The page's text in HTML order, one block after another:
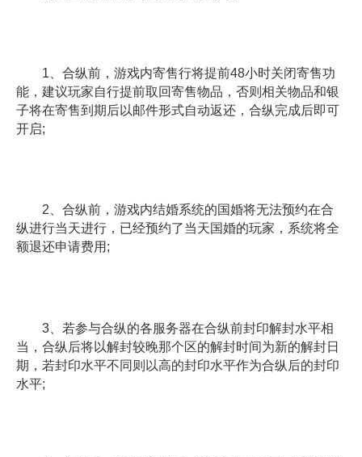
1、合纵前，游戏内寄售行将提前48小时关闭寄售功
能，建议玩家自行提前取回寄售物品，否则相关物品和银
子将在寄售到期后以邮件形式自动返还，合纵完成后即可
开启;
2、合纵前，游戏内结婚系统的国婚将无法预约在合
纵进行当天进行，已经预约了当天国婚的玩家，系统将全
额退还申请费用;
3、若参与合纵的各服务器在合纵前封印解封水平相
当，合纵后将以解封较晚那个区的解封时间为新的解封日
期，若封印水平不同则以高的封印水平作为合纵后的封印
水平;